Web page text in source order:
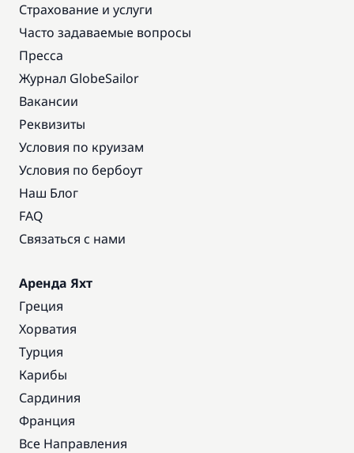
Страхование и услуги
Часто задаваемые вопросы
Пресса
Журнал GlobeSailor
Вакансии
Реквизиты
Условия по круизам
Условия по бербоут
Наш Блог
FAQ
Связаться с нами
Аренда Яхт
Греция
Хорватия
Турция
Карибы
Сардиния
Франция
Все Направления